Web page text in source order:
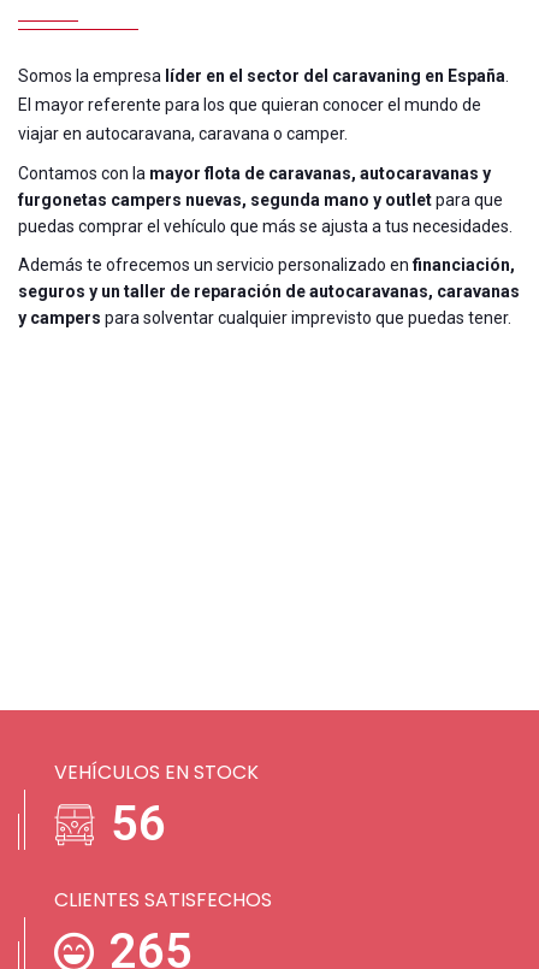
Somos la empresa líder en el sector del caravaning en España.
El mayor referente para los que quieran conocer el mundo de
viajar en autocaravana, caravana o camper.
Contamos con la mayor flota de caravanas, autocaravanas y
furgonetas campers nuevas, segunda mano y outletpara que
puedas comprar el vehículo que más se ajusta a tus necesidades.
Además te ofrecemos un servicio personalizado en financiación,
seguros y un taller de reparación de autocaravanas, caravanas
y campers para solventar cualquier imprevisto que puedas tener.
VEHÍCULOS EN STOCK
74
CLIENTES SATISFECHOS
351